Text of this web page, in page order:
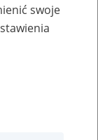
profili
swoje